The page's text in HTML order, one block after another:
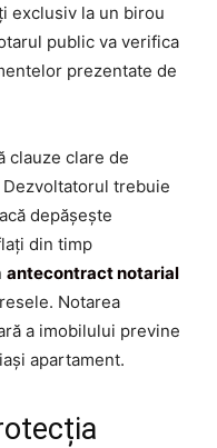
exclusiv la un birou
public va verifica
prezentate de
clauze clare de
trebuie
depășește
din timp
antecontract notarial
Notarea
a imobilului previne
apartament.